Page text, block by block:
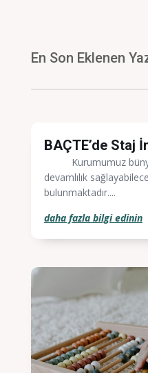
En Son Eklenen
BAÇTE’de Staj
Kurumumuz
devamlılık
bulunmaktadır....
daha fazla bilgi edinin